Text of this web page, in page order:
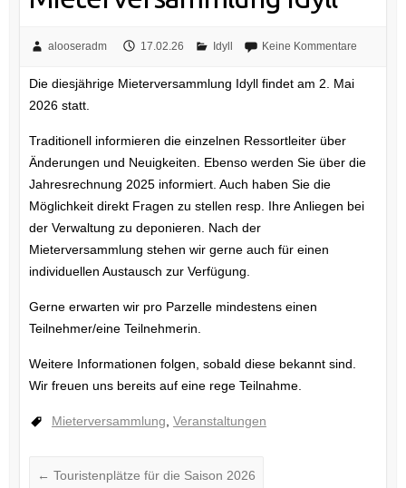
alooseradm 17.02.26 Idyll Keine Kommentare
Die diesjährige Mieterversammlung Idyll findet am 2. Mai
2026 statt.
Traditionell informieren die einzelnen Ressortleiter über
Änderungen und Neuigkeiten. Ebenso werden Sie über die
Jahresrechnung 2025 informiert. Auch haben Sie die
Möglichkeit direkt Fragen zu stellen resp. Ihre Anliegen bei
der Verwaltung zu deponieren. Nach der
Mieterversammlung stehen wir gerne auch für einen
individuellen Austausch zur Verfügung.
Gerne erwarten wir pro Parzelle mindestens einen
Teilnehmer/eine Teilnehmerin.
Weitere Informationen folgen, sobald diese bekannt sind.
Wir freuen uns bereits auf eine rege Teilnahme.
Mieterversammlung, Veranstaltungen
← Touristenplätze für die Saison 2026